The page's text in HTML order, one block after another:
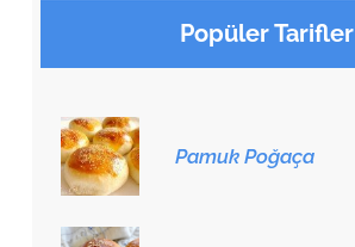
Popüler Tarifler
Pamuk Poğaça